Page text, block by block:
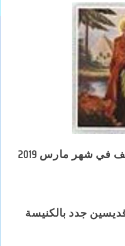
شهر مارس 2019
فرنسيس يعلن عن 7 قديسين جدد بالكنيسة